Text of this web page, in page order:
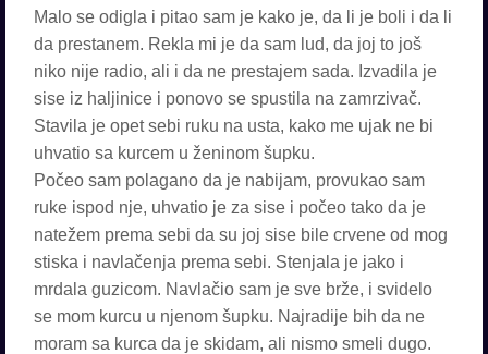
Malo se odigla i pitao sam je kako je, da li je boli i da li
da prestanem. Rekla mi je da sam lud, da joj to još
niko nije radio, ali i da ne prestajem sada. Izvadila je
sise iz haljinice i ponovo se spustila na zamrzivač.
Stavila je opet sebi ruku na usta, kako me ujak ne bi
uhvatio sa kurcem u ženinom šupku.
Počeo sam polagano da je nabijam, provukao sam
ruke ispod nje, uhvatio je za sise i počeo tako da je
natežem prema sebi da su joj sise bile crvene od mog
stiska i navlačenja prema sebi. Stenjala je jako i
mrdala guzicom. Navlačio sam je sve brže, i svidelo
se mom kurcu u njenom šupku. Najradije bih da ne
moram sa kurca da je skidam, ali nismo smeli dugo.